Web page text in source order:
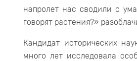
напролет нас сводили с
говорят растения?»
Кандидат исторических
много лет исследовала